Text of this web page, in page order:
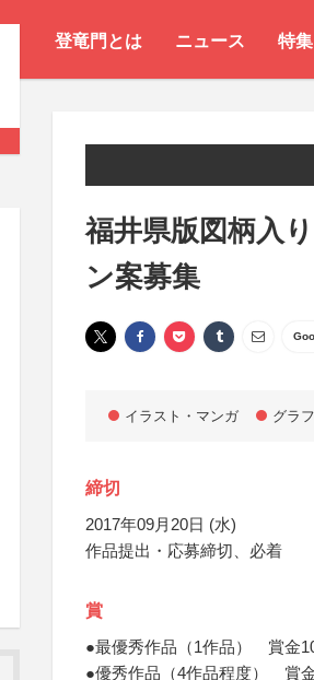
登竜門とは ニュース 特集
福井県版図柄入
ン案募集
イラスト・マンガ グラ
締切
2017年09月20日 (水)
作品提出・応募締切、必着
賞
●最優秀作品（1作品） 賞金
●優秀作品（4作品程度） 賞